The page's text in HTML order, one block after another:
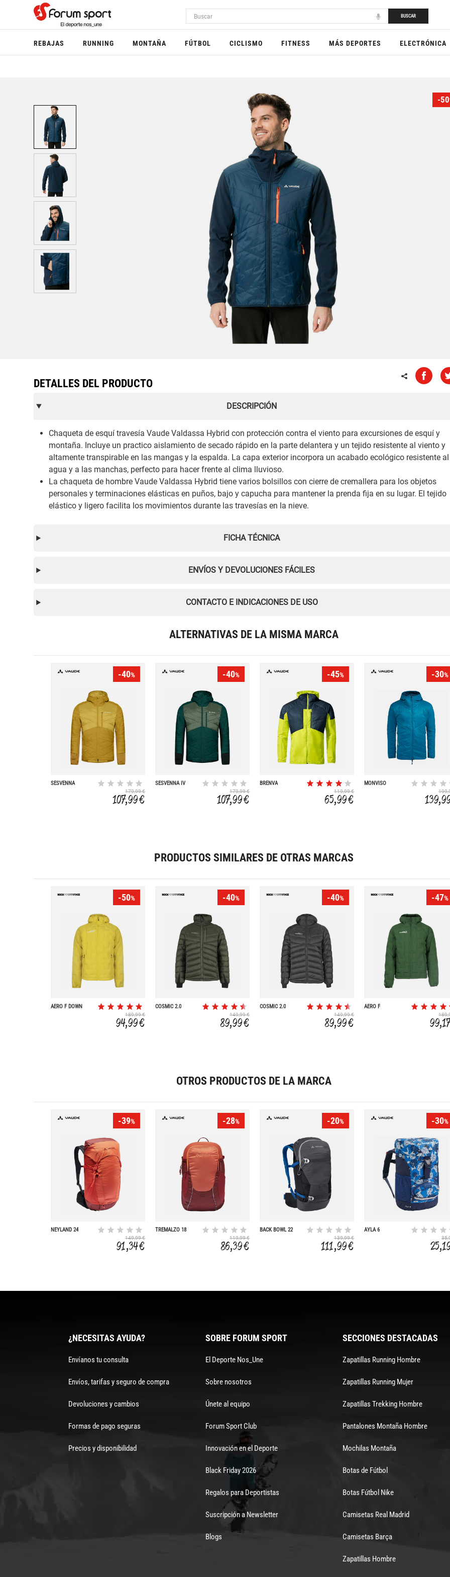
BUSCAR
REBAJAS RUNNING MONTAÑA FÚTBOL CICLISMO FITNESS MÁS DEPORTES ELECTRÓNICA
-50
DETALLES DEL PRODUCTO
DESCRIPCIÓN
Chaqueta de esquí travesía Vaude Valdassa Hybrid con protección contra el viento para excursiones de esquí y
montaña. Incluye un practico aislamiento de secado rápido en la parte delantera y un tejido resistente al viento y
altamente transpirable en las mangas y la espalda. La capa exterior incorpora un acabado ecológico resistente al
agua y a las manchas, perfecto para hacer frente al clima lluvioso.
La chaqueta de hombre Vaude Valdassa Hybrid tiene varios bolsillos con cierre de cremallera para los objetos
personales y terminaciones elásticas en puños, bajo y capucha para mantener la prenda fija en su lugar. El tejido
elástico y ligero facilita los movimientos durante las travesías en la nieve.
FICHA TÉCNICA
ENVÍOS Y DEVOLUCIONES FÁCILES
CONTACTO E INDICACIONES DE USO
ALTERNATIVAS DE LA MISMA MARCA
-40%
SESVENNA
179,99 €
107,99 €
-40%
SESVENNA IV
179,99 €
107,99 €
-45%
BRENVA
119,99 €
65,99 €
-30%
MONVISO
PRODUCTOS SIMILARES DE OTRAS MARCAS
-50%
AERO F DOWN
189,99 €
94,99 €
-40%
COSMIC 2.0
149,99 €
89,99 €
-40%
COSMIC 2.0
149,99 €
89,99 €
-47%
AERO F
OTROS PRODUCTOS DE LA MARCA
-39%
NEYLAND 24
149,99 €
91,34 €
-28%
TREMALZO 18
119,99 €
86,39 €
-20%
BACK BOWL 22
139,99 €
111,99 €
-30%
AYLA 6
¿NECESITAS AYUDA?
Envíanos tu consulta
Envíos, tarifas y seguro de compra
Devoluciones y cambios
Formas de pago seguras
Precios y disponibilidad
SOBRE FORUM SPORT
El Deporte Nos_Une
Sobre nosotros
Únete al equipo
Forum Sport Club
Innovación en el Deporte
Black Friday 2026
Regalos para Deportistas
Suscripción a Newsletter
Blogs
SECCIONES DESTACADAS
Zapatillas Running Hombre
Zapatillas Running Mujer
Zapatillas Trekking Hombre
Pantalones Montaña Hombre
Mochilas Montaña
Botas de Fútbol
Botas Fútbol Nike
Camisetas Real Madrid
Camisetas Barça
Zapatillas Hombre